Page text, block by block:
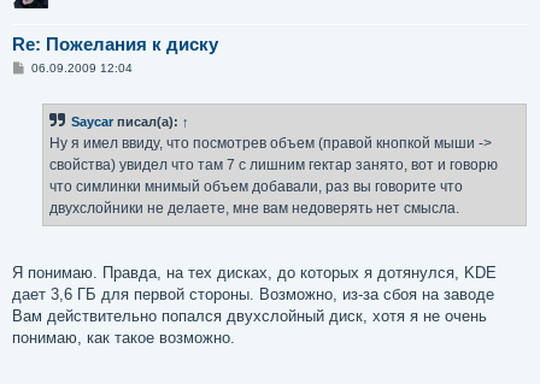
Re: Пожелания к диску
С06.09.2009 12:04
Saycar писал(а): ↑
Ну я имел ввиду, что посмотрев объем (правой кнопкой мыши ->
свойства) увидел что там 7 с лишним гектар занято, вот и говорю
что симлинки мнимый объем добавали, раз вы говорите что
двухслойники не делаете, мне вам недоверять нет смысла.
Я понимаю. Правда, на тех дисках, до которых я дотянулся, KDE
дает 3,6 ГБ для первой стороны. Возможно, из-за сбоя на заводе
Вам действительно попался двухслойный диск, хотя я не очень
понимаю, как такое возможно.